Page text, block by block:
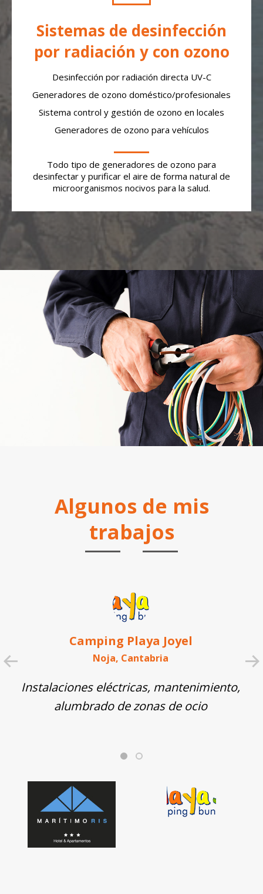
Sistemas de desinfección
por radiación y con ozono
Desinfección por radiación directa UV-C
Generadores de ozono doméstico/profesionales
Sistema control y gestión de ozono en locales
Generadores de ozono para vehículos
Todo tipo de generadores de ozono para
desinfectar y purificar el aire de forma natural de
microorganismos nocivos para la salud.
Algunos de mis
trabajos
Camping Playa Joyel
Noja, Cantabria
Instalaciones eléctricas, mantenimiento,
alumbrado de zonas de ocio